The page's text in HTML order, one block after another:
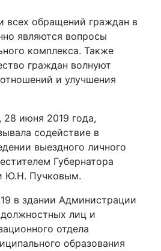
обращений граждан в
являются вопросы
комплекса. Также
граждан волнуют
и улучшения
28 июня 2019 года,
содействие в
выездного личного
Губернатора
Ю.Н. Пучковым.
в здании Администрации
лиц и
отдела
образования